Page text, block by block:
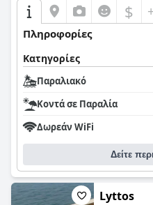
$
Πληροφορίες
Κατηγορίες
Παραλιακό
Κοντά σε Παραλία
Δωρεάν WiFi
Δείτε
Lyttos